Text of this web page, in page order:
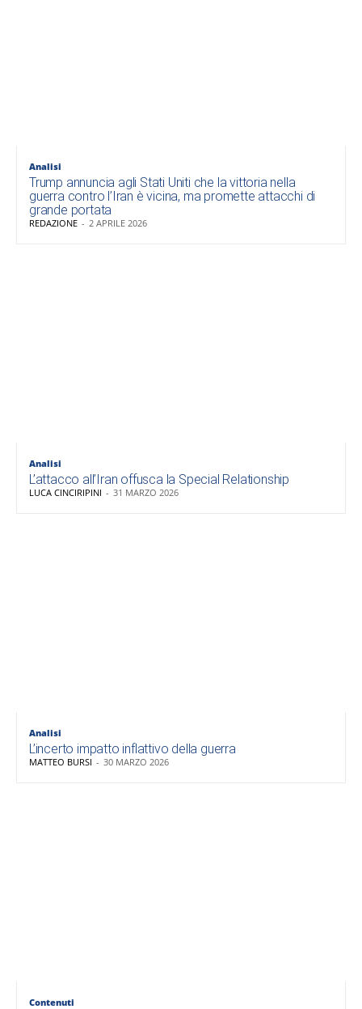
Analisi
Trump annuncia agli Stati Uniti che la vittoria nella
guerra contro l’Iran è vicina, ma promette attacchi di
grande portata
REDAZIONE - 2 APRILE 2026
Analisi
L’attacco all’Iran offusca la Special Relationship
LUCA CINCIRIPINI - 31 MARZO 2026
Analisi
L’incerto impatto inflattivo della guerra
MATTEO BURSI - 30 MARZO 2026
Contenuti